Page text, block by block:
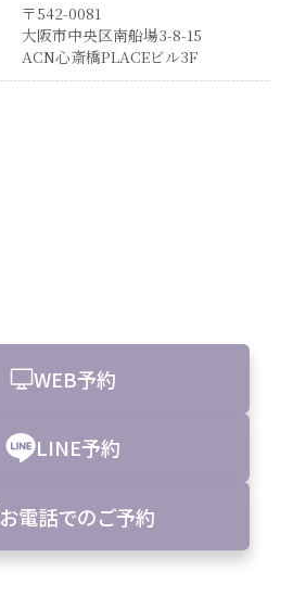
〒542-0081
大阪市中央区南船場3-8-15
ACN心斎橋PLACEビル3F
WEB予約
LINE予約
お電話でのご予約